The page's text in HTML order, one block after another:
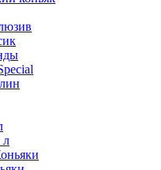
л